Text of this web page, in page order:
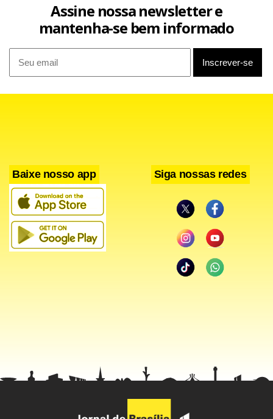
Assine nossa newsletter e
mantenha-se bem informado
Baixe nosso app Siga nossas redes